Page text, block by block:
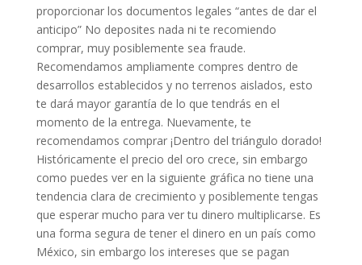
proporcionar los documentos legales “antes de dar el
anticipo” No deposites nada ni te recomiendo
comprar, muy posiblemente sea fraude.
Recomendamos ampliamente compres dentro de
desarrollos establecidos y no terrenos aislados, esto
te dará mayor garantía de lo que tendrás en el
momento de la entrega. Nuevamente, te
recomendamos comprar ¡Dentro del triángulo dorado!
Históricamente el precio del oro crece, sin embargo
como puedes ver en la siguiente gráfica no tiene una
tendencia clara de crecimiento y posiblemente tengas
que esperar mucho para ver tu dinero multiplicarse. Es
una forma segura de tener el dinero en un país como
México, sin embargo los intereses que se pagan